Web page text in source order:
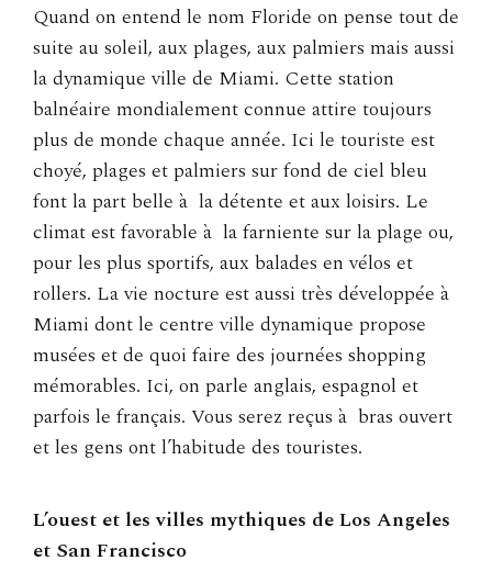
Quand on entend le nom Floride on pense tout de
suite au soleil, aux plages, aux palmiers mais aussi
la dynamique ville de Miami. Cette station
balnéaire mondialement connue attire toujours
plus de monde chaque année. Ici le touriste est
choyé, plages et palmiers sur fond de ciel bleu
font la part belle à la détente et aux loisirs. Le
climat est favorable à la farniente sur la plage ou,
pour les plus sportifs, aux balades en vélos et
rollers. La vie nocture est aussi très développée à
Miami dont le centre ville dynamique propose
musées et de quoi faire des journées shopping
mémorables. Ici, on parle anglais, espagnol et
parfois le français. Vous serez reçus à bras ouvert
et les gens ont l’habitude des touristes.
L’ouest et les villes mythiques de Los Angeles
et San Francisco